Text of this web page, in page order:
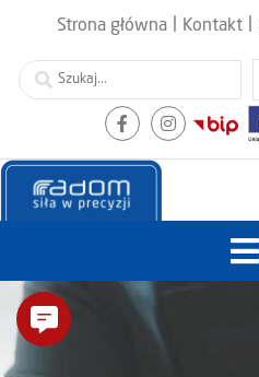
Strona główna Kontakt